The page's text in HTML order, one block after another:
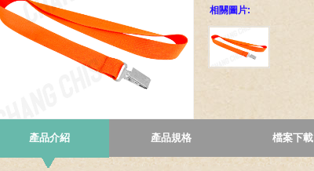
相關圖片:
產品介紹 產品規格 檔案下載